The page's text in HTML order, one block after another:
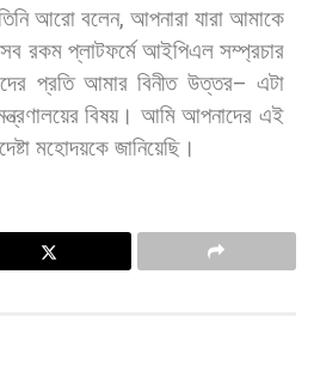
আরো বলেন, আপনারা যারা আমাকে
সব রকম প্লাটফর্মে আইপিএল সম্প্রচার
প্রতি আমার বিনীত উত্তর– এটা
বিষয়। আমি আপনাদের এই
মহোদয়কে জানিয়েছি।